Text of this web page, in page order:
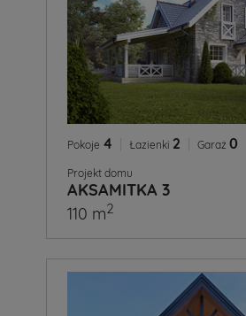
Pokoje 4 Łazienki 2 Garaż 0
Projekt domu
AKSAMITKA 3
110 m2